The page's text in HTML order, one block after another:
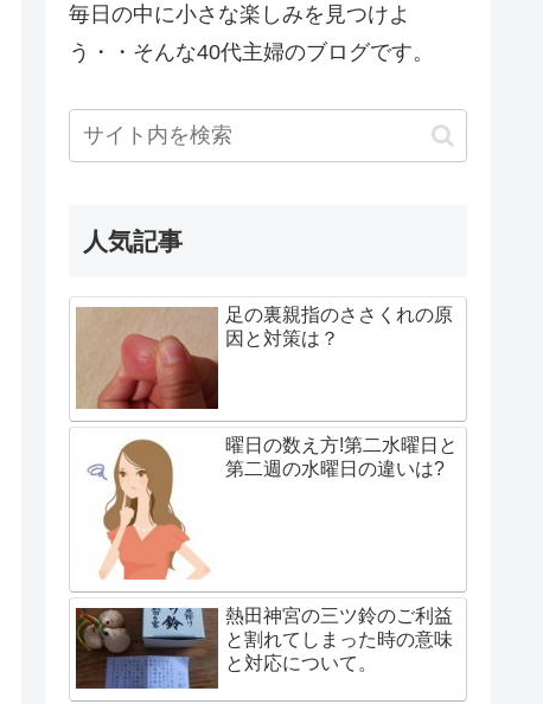
毎日の中に小さな楽しみを見つけよ
う・・そんな40代主婦のブログです。
人気記事
足の裏親指のささくれの原
因と対策は？
曜日の数え方!第二水曜日と
第二週の水曜日の違いは?
熱田神宮の三ツ鈴のご利益
と割れてしまった時の意味
と対応について。